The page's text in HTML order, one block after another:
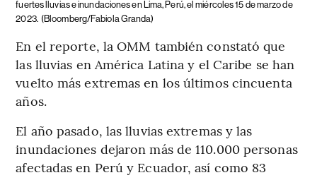
fuertes lluvias e inundaciones en Lima, Perú, el miércoles 15 de marzo de
2023. (Bloomberg/Fabiola Granda)
En el reporte, la OMM también constató que
las lluvias en América Latina y el Caribe se han
vuelto más extremas en los últimos cincuenta
años.
El año pasado, las lluvias extremas y las
inundaciones dejaron más de 110.000 personas
afectadas en Perú y Ecuador, así como 83